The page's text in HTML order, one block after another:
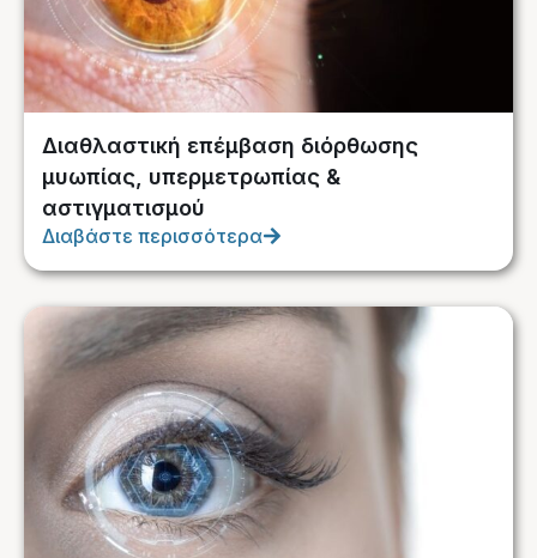
Διαθλαστική επέμβαση διόρθωσης
μυωπίας, υπερμετρωπίας &
αστιγματισμού
Διαβάστε περισσότερα